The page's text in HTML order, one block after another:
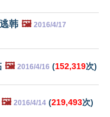
韩 🖼️ 2016/4/17
🖼️ 2016/4/16 (152,319次)
🖼️ 2016/4/14 (219,493次)